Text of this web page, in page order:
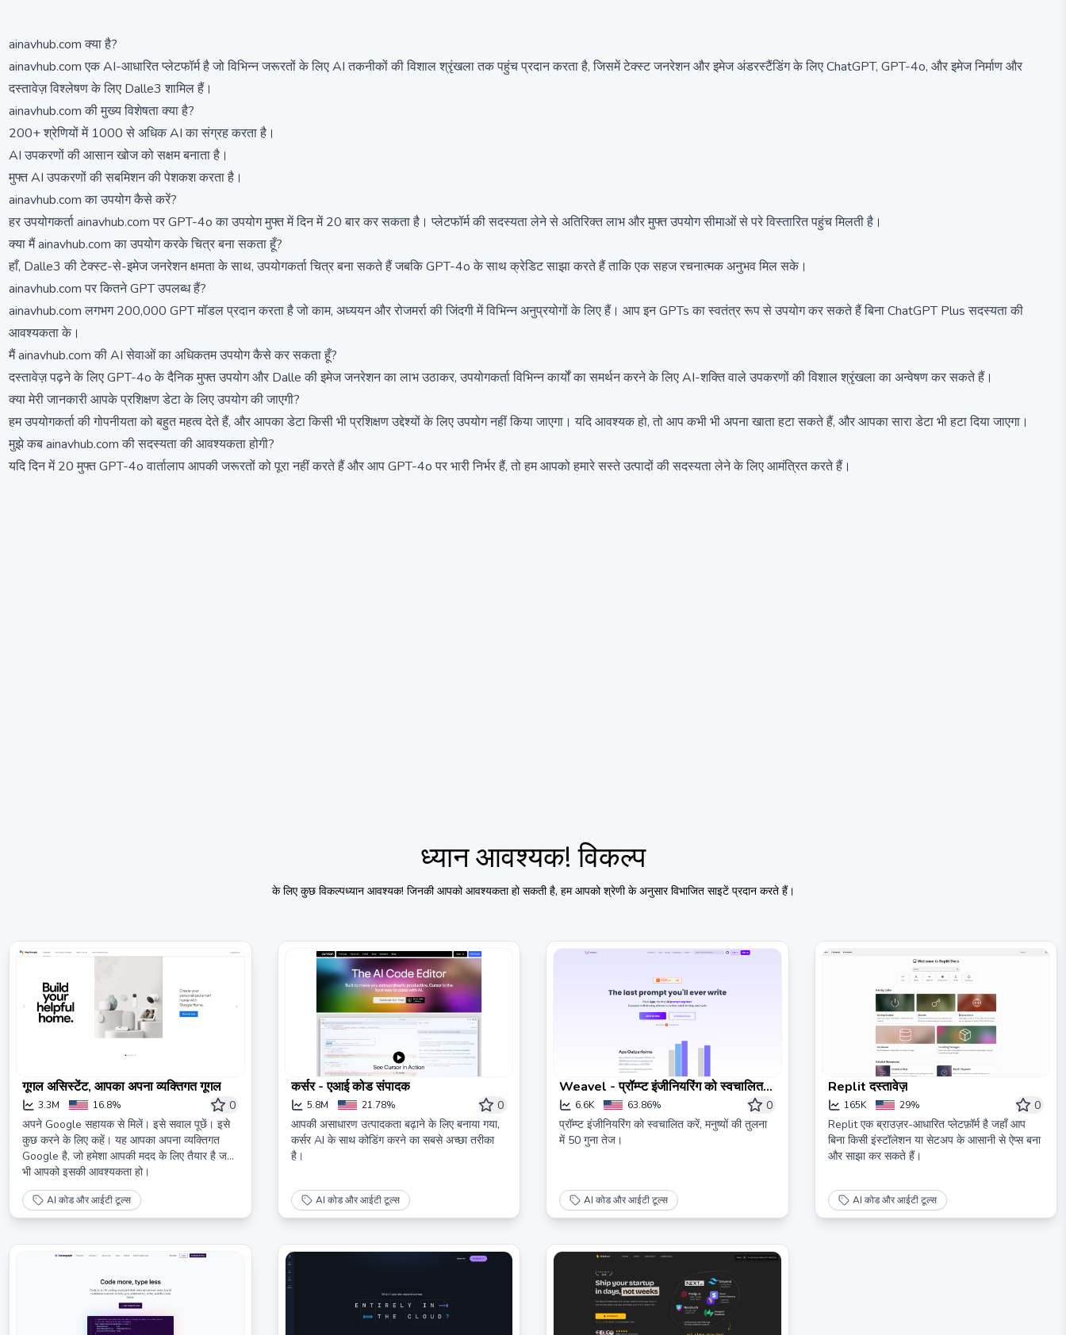
ainavhub.com क्या है?
ainavhub.com एक AI-आधारित प्लेटफॉर्म है जो विभिन्न जरूरतों के लिए AI तकनीकों की विशाल श्रृंखला तक पहुंच प्रदान करता है, जिसमें टेक्स्ट जनरेशन और इमेज अंडरस्टैंडिंग के लिए ChatGPT, GPT-4o, और इमेज निर्माण और
दस्तावेज़ विश्लेषण के लिए Dalle3 शामिल हैं।
ainavhub.com की मुख्य विशेषता क्या है?
200+ श्रेणियों में 1000 से अधिक AI का संग्रह करता है।
AI उपकरणों की आसान खोज को सक्षम बनाता है।
मुफ्त AI उपकरणों की सबमिशन की पेशकश करता है।
ainavhub.com का उपयोग कैसे करें?
हर उपयोगकर्ता ainavhub.com पर GPT-4o का उपयोग मुफ्त में दिन में 20 बार कर सकता है। प्लेटफॉर्म की सदस्यता लेने से अतिरिक्त लाभ और मुफ्त उपयोग सीमाओं से परे विस्तारित पहुंच मिलती है।
क्या मैं ainavhub.com का उपयोग करके चित्र बना सकता हूँ?
हाँ, Dalle3 की टेक्स्ट-से-इमेज जनरेशन क्षमता के साथ, उपयोगकर्ता चित्र बना सकते हैं जबकि GPT-4o के साथ क्रेडिट साझा करते हैं ताकि एक सहज रचनात्मक अनुभव मिल सके।
ainavhub.com पर कितने GPT उपलब्ध हैं?
ainavhub.com लगभग 200,000 GPT मॉडल प्रदान करता है जो काम, अध्ययन और रोजमर्रा की जिंदगी में विभिन्न अनुप्रयोगों के लिए हैं। आप इन GPTs का स्वतंत्र रूप से उपयोग कर सकते हैं बिना ChatGPT Plus सदस्यता की
आवश्यकता के।
मैं ainavhub.com की AI सेवाओं का अधिकतम उपयोग कैसे कर सकता हूँ?
दस्तावेज़ पढ़ने के लिए GPT-4o के दैनिक मुफ्त उपयोग और Dalle की इमेज जनरेशन का लाभ उठाकर, उपयोगकर्ता विभिन्न कार्यों का समर्थन करने के लिए AI-शक्ति वाले उपकरणों की विशाल श्रृंखला का अन्वेषण कर सकते हैं।
क्या मेरी जानकारी आपके प्रशिक्षण डेटा के लिए उपयोग की जाएगी?
हम उपयोगकर्ता की गोपनीयता को बहुत महत्व देते हैं, और आपका डेटा किसी भी प्रशिक्षण उद्देश्यों के लिए उपयोग नहीं किया जाएगा। यदि आवश्यक हो, तो आप कभी भी अपना खाता हटा सकते हैं, और आपका सारा डेटा भी हटा दिया जाएगा।
मुझे कब ainavhub.com की सदस्यता की आवश्यकता होगी?
यदि दिन में 20 मुफ्त GPT-4o वार्तालाप आपकी जरूरतों को पूरा नहीं करते हैं और आप GPT-4o पर भारी निर्भर हैं, तो हम आपको हमारे सस्ते उत्पादों की सदस्यता लेने के लिए आमंत्रित करते हैं।
ध्यान आवश्यक! विकल्प
के लिए कुछ विकल्पध्यान आवश्यक! जिनकी आपको आवश्यकता हो सकती है, हम आपको श्रेणी के अनुसार विभाजित साइटें प्रदान करते हैं।
गूगल असिस्टेंट, आपका अपना व्यक्तिगत गूगल
3.3M 16.8%
0
अपने Google सहायक से मिलें। इसे सवाल पूछें। इसे
कुछ करने के लिए कहें। यह आपका अपना व्यक्तिगत
Google है, जो हमेशा आपकी मदद के लिए तैयार है जब
भी आपको इसकी आवश्यकता हो।
AI कोड और आईटी टूल्स
कर्सर - एआई कोड संपादक
5.8M 21.78%
0
आपकी असाधारण उत्पादकता बढ़ाने के लिए बनाया गया,
कर्सर AI के साथ कोडिंग करने का सबसे अच्छा तरीका
है।
AI कोड और आईटी टूल्स
Weavel - प्रॉम्प्ट इंजीनियरिंग को स्वचालित
करें 6.6K 63.86%
0
प्रॉम्प्ट इंजीनियरिंग को स्वचालित करें, मनुष्यों की तुलना
में 50 गुना तेज।
AI कोड और आईटी टूल्स
Replit दस्तावेज़
165K 29%
0
Replit एक ब्राउज़र-आधारित प्लेटफ़ॉर्म है जहाँ आप
बिना किसी इंस्टॉलेशन या सेटअप के आसानी से ऐप्स बना
और साझा कर सकते हैं।
AI कोड और आईटी टूल्स